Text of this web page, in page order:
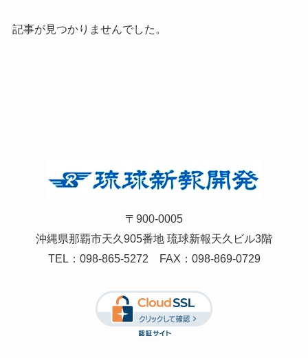
記事が見つかりませんでした。
〒900-0005
沖縄県那覇市天久905番地 琉球新報天久ビル3階
TEL： 098-865-5272 FAX：098-869-0729